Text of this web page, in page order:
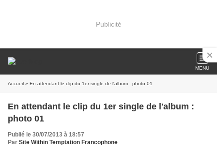
Publicité
MENU
Accueil » En attendant le clip du 1er single de l'album : photo 01
En attendant le clip du 1er single de l'album :
photo 01
Publié le 30/07/2013 à 18:57
Par Site Within Temptation Francophone